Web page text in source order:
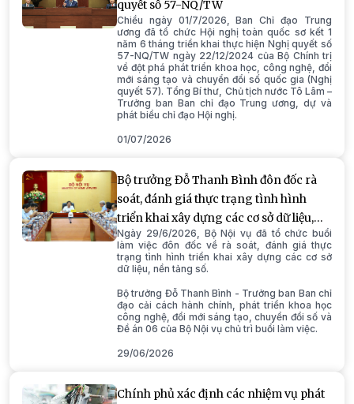
quyết số 57-NQ/TW
Chiều ngày 01/7/2026, Ban Chỉ đạo Trung
ương đã tổ chức Hội nghị toàn quốc sơ kết 1
năm 6 tháng triển khai thực hiện Nghị quyết số
57-NQ/TW ngày 22/12/2024 của Bộ Chính trị
về đột phá phát triển khoa học, công nghệ, đổi
mới sáng tạo và chuyển đổi số quốc gia (Nghị
quyết 57). Tổng Bí thư, Chủ tịch nước Tô Lâm –
Trưởng ban Ban chỉ đạo Trung ương, dự và
phát biểu chỉ đạo Hội nghị.
01/07/2026
Bộ trưởng Đỗ Thanh Bình đôn đốc rà
soát, đánh giá thực trạng tình hình
triển khai xây dựng các cơ sở dữ liệu,
nền tảng số
Ngày 29/6/2026, Bộ Nội vụ đã tổ chức buổi
làm việc đôn đốc về rà soát, đánh giá thực
trạng tình hình triển khai xây dựng các cơ sở
dữ liệu, nền tảng số.
Bộ trưởng Đỗ Thanh Bình - Trưởng ban Ban chỉ
đạo cải cách hành chính, phát triển khoa học
công nghệ, đổi mới sáng tạo, chuyển đổi số và
Đề án 06 của Bộ Nội vụ chủ trì buổi làm việc.
29/06/2026
Chính phủ xác định các nhiệm vụ phát